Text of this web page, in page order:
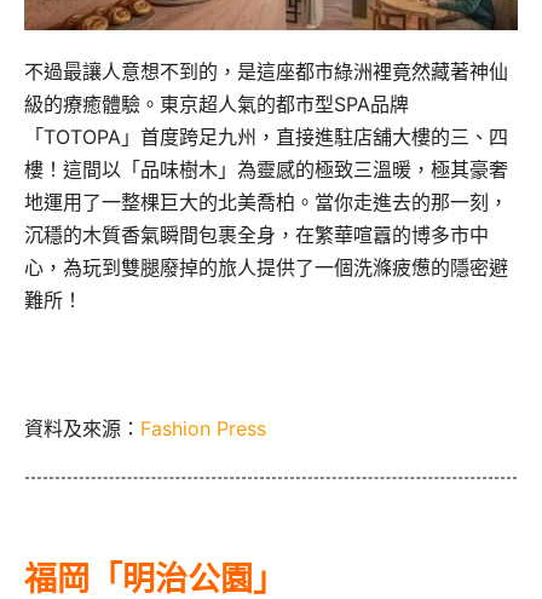
不過最讓人意想不到的，是這座都市綠洲裡竟然藏著神仙
級的療癒體驗。東京超人氣的都市型SPA品牌
「TOTOPA」首度跨足九州，直接進駐店舖大樓的三、四
樓！這間以「品味樹木」為靈感的極致三溫暖，極其豪奢
地運用了一整棵巨大的北美喬柏。當你走進去的那一刻，
沉穩的木質香氣瞬間包裹全身，在繁華喧囂的博多市中
心，為玩到雙腿廢掉的旅人提供了一個洗滌疲憊的隱密避
難所！
資料及來源： Fashion Press
福岡「明治公園」